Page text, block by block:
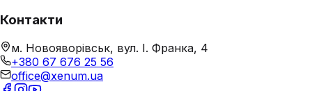
Контакти
м. Новояворівськ, вул. І. Франка, 4
+380 67 676 25 56
office@xenum.ua